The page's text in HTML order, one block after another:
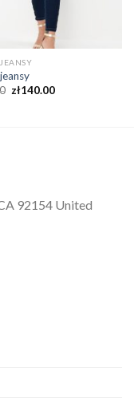
zł140.00
92154 United